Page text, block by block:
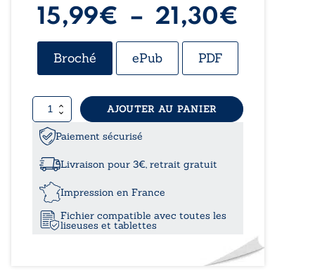
15,99€ – 21,30€
de
Broché ePub PDF
quantité
de
Hordes
barbares
Ukraine
AJOUTER AU PANIER
Paiement sécurisé
Livraison pour 3€, retrait gratuit
Impression en France
Fichier compatible avec toutes les
liseuses et tablettes